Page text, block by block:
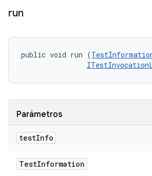
run
public void run (
Parámetros
testInfo
TestInformation